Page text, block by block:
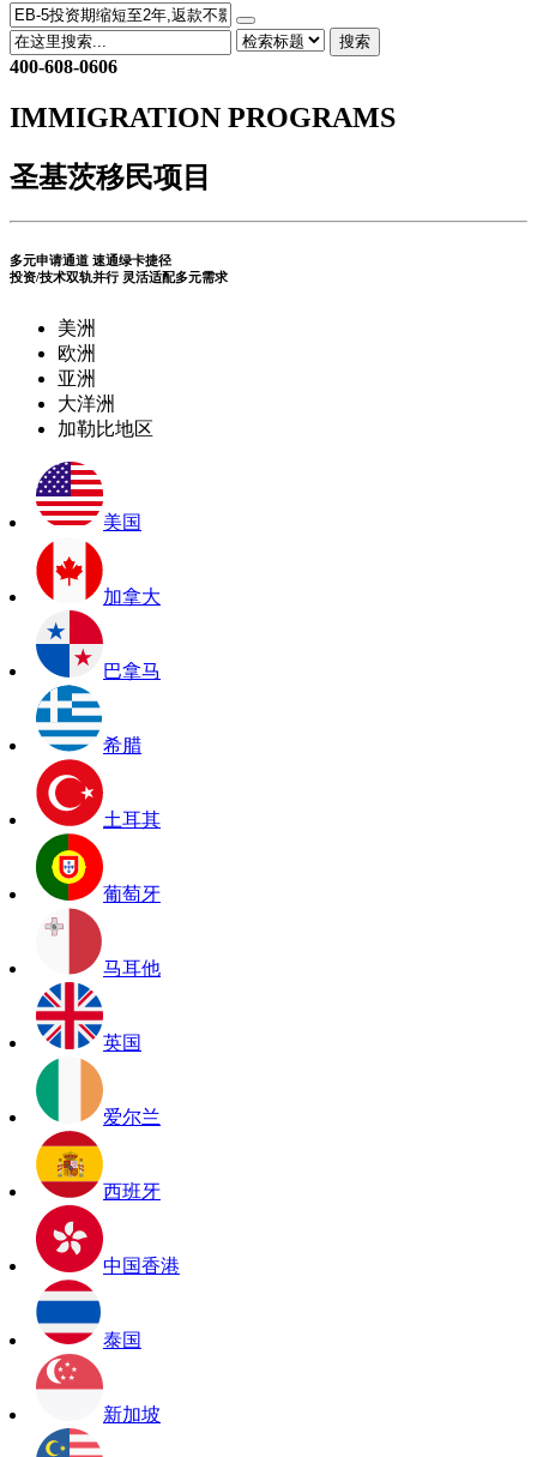
搜索
400-608-0606
IMMIGRATION PROGRAMS
圣基茨移民项目
多元申请通道 速通绿卡捷径
投资/技术双轨并行 灵活适配多元需求
美洲
欧洲
亚洲
大洋洲
加勒比地区
美国
加拿大
巴拿马
希腊
土耳其
葡萄牙
马耳他
英国
爱尔兰
西班牙
中国香港
泰国
新加坡